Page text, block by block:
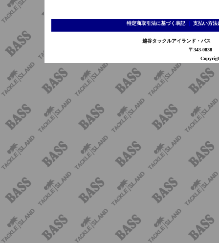
特定商取引法に基づく表記｜ 支払い方法
越谷タックルアイランド・バ
〒343-0838